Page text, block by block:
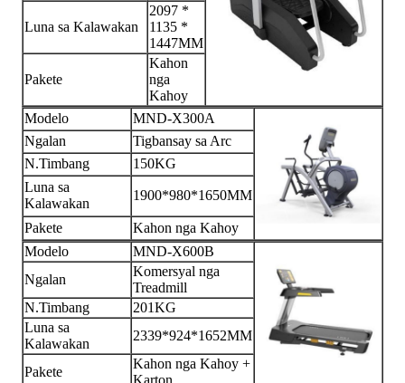
Luna sa Kalawakan
2097 *
1135 *
1447MM
Pakete
Kahon
nga
Kahoy
Modelo
MND-X300A
Ngalan
Tigbansay sa Arc
N.Timbang
150KG
Luna sa
Kalawakan
1900*980*1650MM
Pakete
Kahon nga Kahoy
Modelo
MND-X600B
Ngalan
Komersyal nga
Treadmill
N.Timbang
201KG
Luna sa
Kalawakan
2339*924*1652MM
Pakete
Kahon nga Kahoy +
Karton